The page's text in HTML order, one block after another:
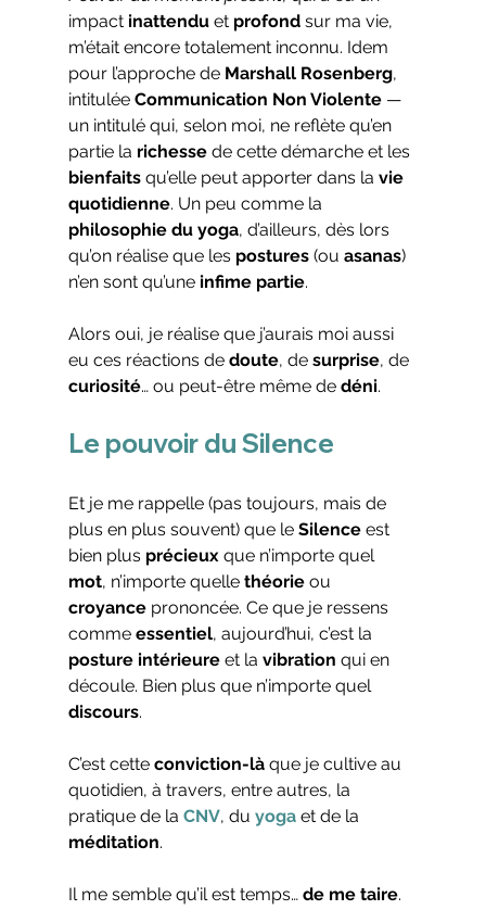
impact inattendu et profond sur ma vie,
m’était encore totalement inconnu. Idem
pour l’approche de Marshall Rosenberg,
intitulée Communication Non Violente —
un intitulé qui, selon moi, ne reflète qu’en
partie la richesse de cette démarche et les
bienfaits qu’elle peut apporter dans la vie
quotidienne. Un peu comme la
philosophie du yoga, d’ailleurs, dès lors
qu’on réalise que les postures (ou asanas)
n’en sont qu’une infime partie.
Alors oui, je réalise que j’aurais moi aussi
eu ces réactions de doute, de surprise, de
curiosité… ou peut-être même de déni.
Le pouvoir du Silence
Et je me rappelle (pas toujours, mais de
plus en plus souvent) que le Silence est
bien plus précieux que n’importe quel
mot, n’importe quelle théorie ou
croyance prononcée. Ce que je ressens
comme essentiel, aujourd’hui, c’est la
posture intérieure et la vibration qui en
découle. Bien plus que n’importe quel
discours.
C’est cette conviction-là que je cultive au
quotidien, à travers, entre autres, la
pratique de la CNV, du yoga et de la
méditation.
Il me semble qu’il est temps… de me taire.